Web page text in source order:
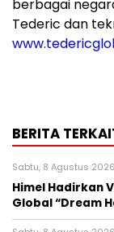
berbagai
Tederic dan
BERITA
Sabtu, 8 Agustus
Himel Hadirkan
Global “Dream